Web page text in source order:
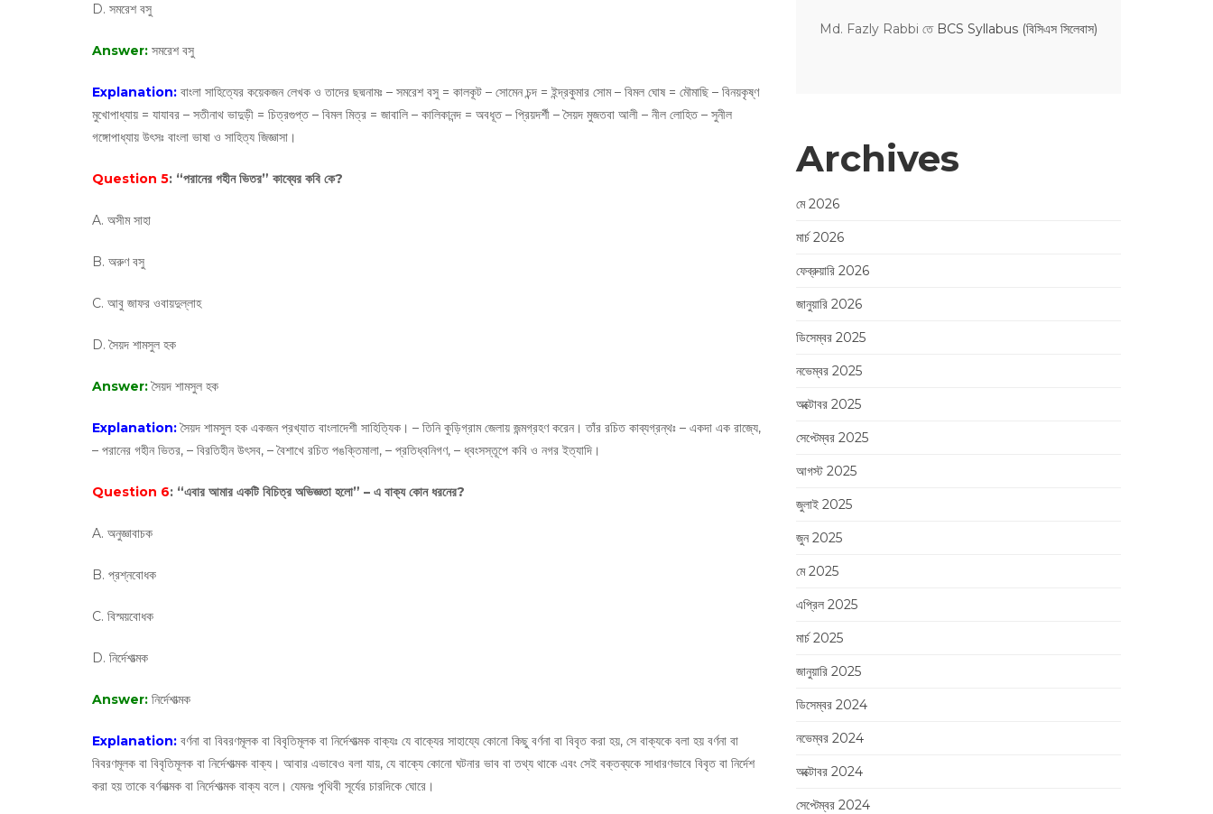
D. সমরেশ বসু
Answer: সমরেশ বসু
Explanation: বাংলা সাহিত্যের কয়েকজন লেখক ও তাদের ছদ্মনামঃ – সমরেশ বসু = কালকূট – সোমেন চন্দ = ইন্দ্রকুমার সোম – বিমল ঘোষ = মৌমাছি – বিনয়কৃষ্ণ
মুখোপাধ্যায় = যাযাবর – সতীনাথ ভাদুড়ী = চিত্রগুপ্ত – বিমল মিত্র = জাবালি – কালিকানন্দ = অবধূত – প্রিয়দর্শী – সৈয়দ মুজতবা আলী – নীল লোহিত – সুনীল
গঙ্গোপাধ্যায় উৎসঃ বাংলা ভাষা ও সাহিত্য জিজ্ঞাসা।
Question 5: “পরানের গহীন ভিতর” কাব্যের কবি কে?
A. অসীম সাহা
B. অরুণ বসু
C. আবু জাফর ওবায়দুল্লাহ
D. সৈয়দ শামসুল হক
Answer:সৈয়দ শামসুল হক
Explanation:সৈয়দ শামসুল হক একজন প্রখ্যাত বাংলাদেশী সাহিত্যিক। – তিনি কুড়িগ্রাম জেলায় জন্মগ্রহণ করেন। তাঁর রচিত কাব্যগ্রন্থঃ – একদা এক রাজ্যে,
– পরানের গহীন ভিতর, – বিরতিহীন উৎসব, – বৈশাখে রচিত পঙক্তিমালা, – প্রতিধ্বনিগণ, – ধ্বংসস্তূপে কবি ও নগর ইত্যাদি।
Question 6: “এবার আমার একটি বিচিত্র অভিজ্ঞতা হলাে” – এ বাক্য কোন ধরনের?
A. অনুজ্ঞাবাচক
B. প্রশ্নবোধক
C. বিস্ময়বোধক
D. নির্দেশাত্মক
Answer: নির্দেশাত্মক
Explanation: বর্ণনা বা বিবরণমূলক বা বিবৃতিমূলক বা নির্দেশাত্মক বাক্যঃ যে বাক্যের সাহায্যে কোনো কিছু বর্ণনা বা বিবৃত করা হয়, সে বাক্যকে বলা হয় বর্ণনা বা
বিবরণমূলক বা বিবৃতিমূলক বা নির্দেশাত্মক বাক্য। আবার এভাবেও বলা যায়, যে বাক্যে কোনো ঘটনার ভাব বা তথ্য থাকে এবং সেই বক্তব্যকে সাধারণভাবে বিবৃত বা নির্দেশ
করা হয় তাকে বর্ণনাত্মক বা নির্দেশাত্মক বাক্য বলে। যেমনঃ পৃথিবী সূর্যের চারদিকে ঘোরে।
Md. Fazly Rabbi তে BCS Syllabus (বিসিএস সিলেবাস)
Archives
মে 2026
মার্চ 2026
ফেব্রুয়ারি 2026
জানুয়ারি 2026
ডিসেম্বর 2025
নভেম্বর 2025
অক্টোবর 2025
সেপ্টেম্বর 2025
আগস্ট 2025
জুলাই 2025
জুন 2025
মে 2025
এপ্রিল 2025
মার্চ 2025
জানুয়ারি 2025
ডিসেম্বর 2024
নভেম্বর 2024
অক্টোবর 2024
সেপ্টেম্বর 2024